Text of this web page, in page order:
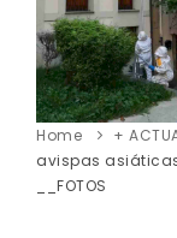
Home +
avispas
__FOTOS